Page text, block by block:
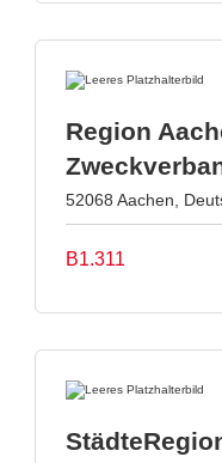
Region
52068 Aachen,
B1.311